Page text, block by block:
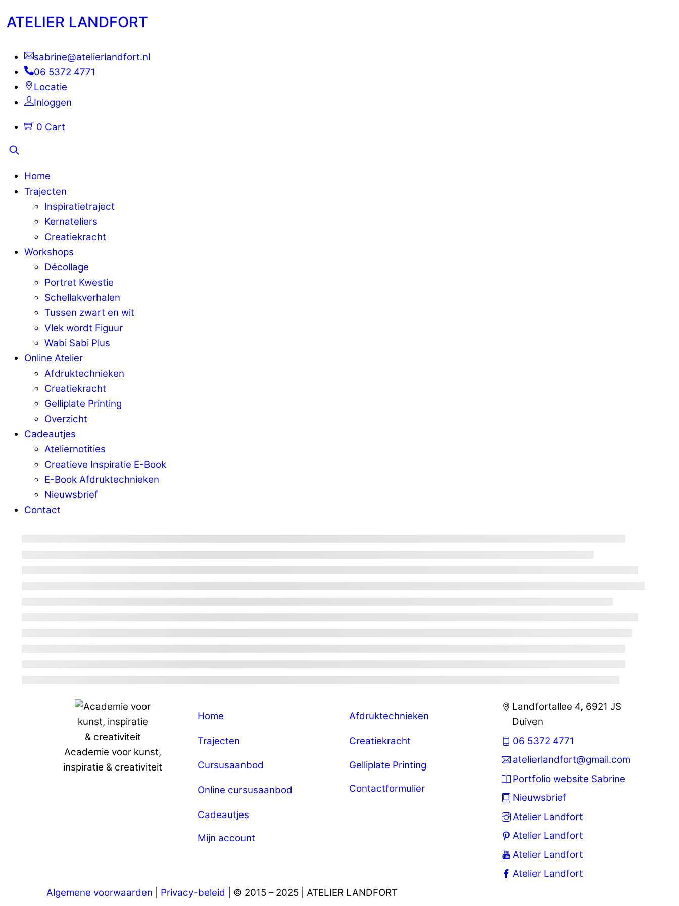
to
ATELIER LANDFORT
sabrine@atelierlandfort.nl
06 5372 4771
Locatie
Inloggen
0 Cart
Home
Trajecten
Inspiratietraject
Kernateliers
Creatiekracht
Workshops
Décollage
Portret Kwestie
Schellakverhalen
Tussen zwart en wit
Vlek wordt Figuur
Wabi Sabi Plus
Online Atelier
Afdruktechnieken
Creatiekracht
Gelliplate Printing
Overzicht
Cadeautjes
Ateliernotities
Creatieve Inspiratie E-Book
E-Book Afdruktechnieken
Nieuwsbrief
Contact
Academie voor kunst,
inspiratie & creativiteit
Home
Trajecten
Cursusaanbod
Online cursusaanbod
Cadeautjes
Mijn account
Afdruktechnieken
Creatiekracht
Gelliplate Printing
Contactformulier
Landfortallee 4, 6921 JS
Duiven
06 5372 4771
atelierlandfort@gmail.com
Portfolio website Sabrine
Nieuwsbrief
Atelier Landfort
Atelier Landfort
Atelier Landfort
Atelier Landfort
Algemene voorwaarden
Privacy-beleid | © 2015 – 2025 | ATELIER LANDFORT